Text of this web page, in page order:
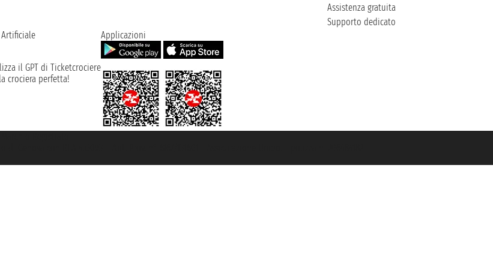
Assistenza gratuita
Supporto dedicato
il GPT di Ticketcrociere
crociera perfetta!
Applicazioni